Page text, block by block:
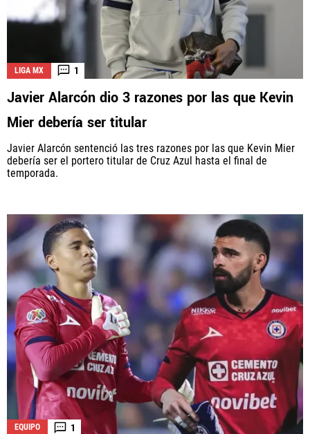
LIGA MX 1
Javier Alarcón dio 3 razones por las que Kevin
Mier debería ser titular
Javier Alarcón sentenció las tres razones por las que Kevin Mier
debería ser el portero titular de Cruz Azul hasta el final de
temporada.
EQUIPO 1